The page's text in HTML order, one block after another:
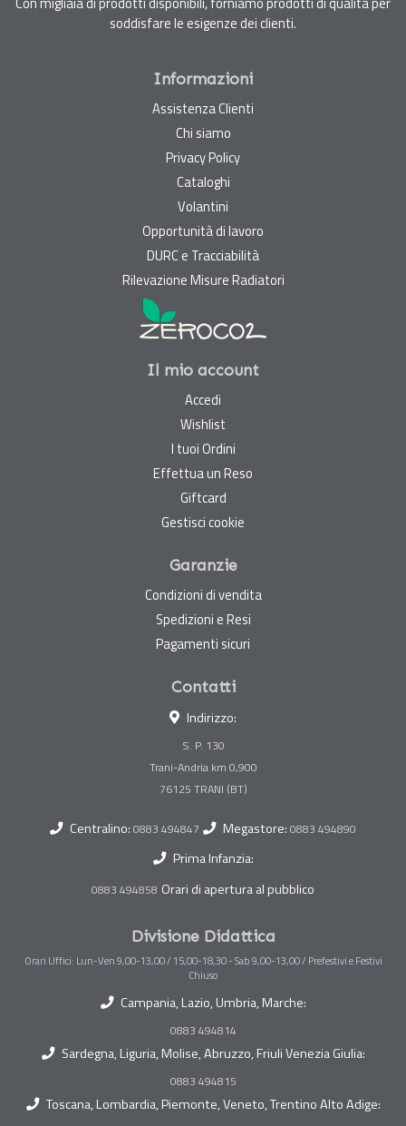
soddisfare le esigenze dei clienti.
Informazioni
Assistenza Clienti
Chi siamo
Privacy Policy
Cataloghi
Volantini
Opportunità di lavoro
DURC e Tracciabilità
Rilevazione Misure Radiatori
Il mio account
Accedi
Wishlist
I tuoi Ordini
Effettua un Reso
Giftcard
Gestisci cookie
Garanzie
Condizioni di vendita
Spedizioni e Resi
Pagamenti sicuri
Contatti
Indirizzo:
S. P. 130
Trani-Andria km 0,900
Centralino: 0883 494847 Megastore: 0883 494890
Prima Infanzia:
0883 494858 Orari di apertura al pubblico
Divisione Didattica
Orari Uffici: Lun-Ven 9,00-13,00 / 15,00-18,30 - Sab 9,00-13,00 / Prefestivi e Festivi
Chiuso
Campania, Lazio, Umbria, Marche:
0883 494814
Sardegna, Liguria, Molise, Abruzzo, Friuli Venezia Giulia:
0883 494815
Toscana, Lombardia, Piemonte, Veneto, Trentino Alto Adige: